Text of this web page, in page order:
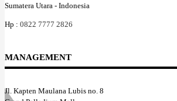
Sumatera Utara - Indonesia
Hp : 0822 7777 2826
MANAGEMENT
Jl. Kapten Maulana Lubis no. 8